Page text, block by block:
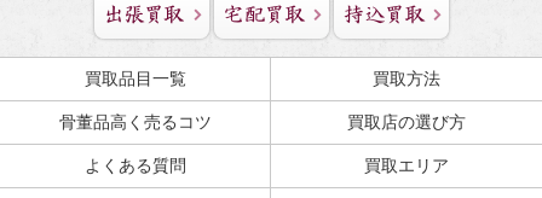
買取品目一覧 買取方法
骨董品高く売るコツ 買取店の選び方
よくある質問 買取エリア